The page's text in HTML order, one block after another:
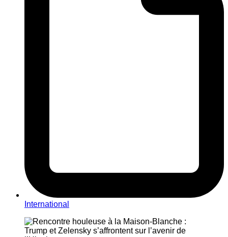
International